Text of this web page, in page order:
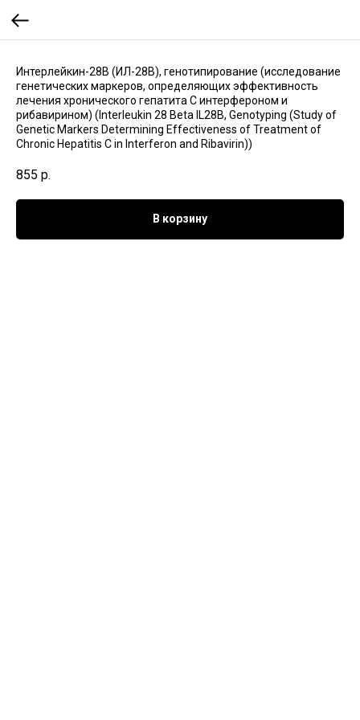
Интерлейкин-28В (ИЛ-28В), генотипирование (исследование
генетических маркеров, определяющих эффективность
лечения хронического гепатита С интерфероном и
рибавирином) (Interleukin 28 Beta IL28B, Genotyping (Study of
Genetic Markers Determining Effectiveness of Treatment of
Chronic Hepatitis C in Interferon and Ribavirin))
855 р.
В корзину